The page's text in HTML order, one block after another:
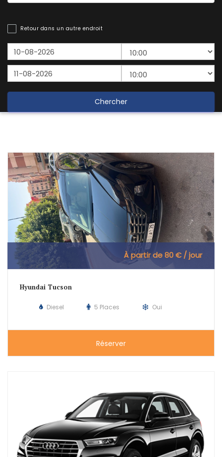
Retour dans un autre endroit
Chercher
À partir de 80 € / jour
Hyundai Tucson
Diesel 5 Places Oui
Réserver